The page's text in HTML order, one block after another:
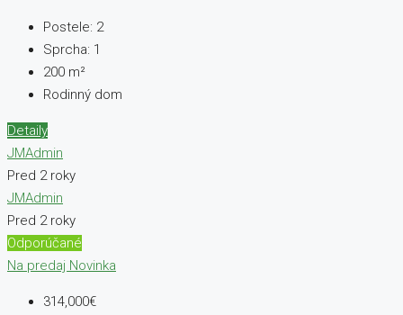
Postele: 2
Sprcha: 1
200 m²
Rodinný dom
Detaily
JMAdmin
Pred 2 roky
JMAdmin
Pred 2 roky
Odporúčané
Na predaj Novinka
314,000€